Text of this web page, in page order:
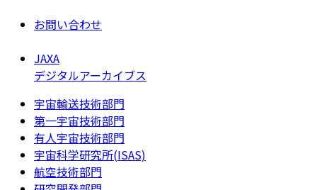
お問い合わせ
JAXA
デジタルアーカイブス
宇宙輸送技術部門
第一宇宙技術部門
有人宇宙技術部門
宇宙科学研究所(ISAS)
航空技術部門